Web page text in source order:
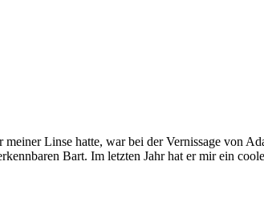
meiner Linse hatte, war bei der Vernissage von
Bart. Im letzten Jahr hat er mir ein